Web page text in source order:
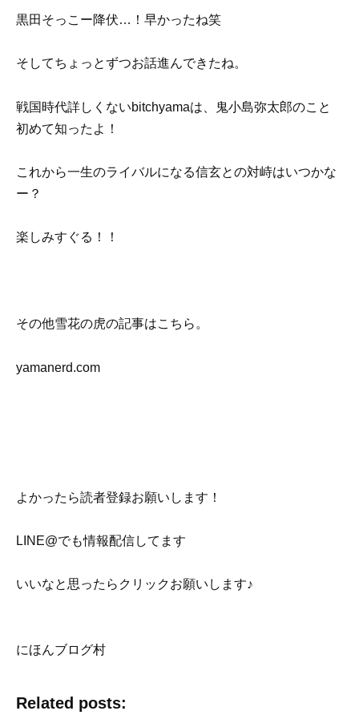
黒田そっこー降伏…！早かったね笑
そしてちょっとずつお話進んできたね。
戦国時代詳しくないbitchyamaは、鬼小島弥太郎のこと
初めて知ったよ！
これから一生のライバルになる信玄との対峙はいつかな
ー？
楽しみすぐる！！
その他雪花の虎の記事はこちら。
yamanerd.com
よかったら読者登録お願いします！
LINE@でも情報配信してます
いいなと思ったらクリックお願いします♪
にほんブログ村
Related posts: